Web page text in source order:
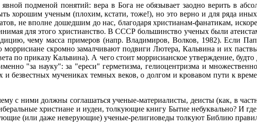
подменой понятий: вера в Бога не обязывает заодно верить в
хорошим ученым (плохим, кстати, тоже!), но это верно и для ряда
не вполне дошедшим до нас, благодаря христианам-фанатикам,
для этого христианство. В СССР большинство ученых были
чему масса примеров (напр. Владимиров, Волков, 1982). Если
скромно замалчивают подвиги Лютера, Кальвина и их
приказу Кальвина). А чего стоит моррисианское утверждение, будто
"за науку": за "ереси" герметизма, гелиоцентризма и
безвестных мучениках темных веков, о долгом и кровавом пути к
с ними должны соглашаться ученые-материалисты, деисты (как, в
христиане и иудеи, толкующие книгу Бытие небуквально? И
(или даже неверующие) ученые-религиоведы толкуют Библию